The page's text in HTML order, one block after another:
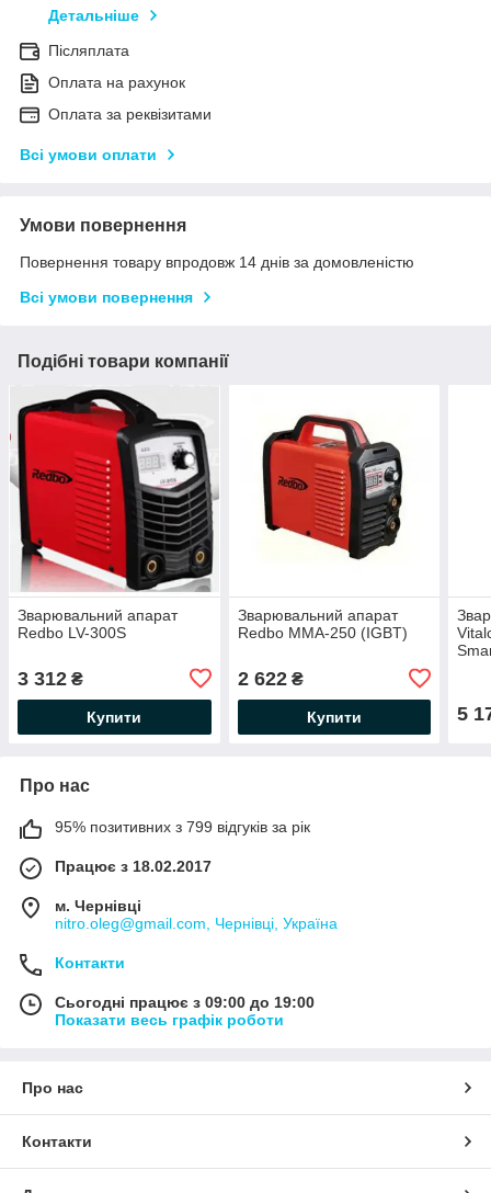
Детальніше
Післяплата
Оплата на рахунок
Оплата за реквізитами
Всі умови оплати
Умови повернення
Повернення товару впродовж 14 днів за домовленістю
Всі умови повернення
Подібні товари компанії
Зварювальний апарат
Redbo LV-300S
3 312 ₴
Купити
Зварювальний апарат
Redbo MMA-250 (IGBT)
2 622₴
Купити 5
Про нас
95% позитивних з 799 відгуків за рік
Працює з 18.02.2017
м. Чернівці
nitro.oleg@gmail.com, Чернівці, Україна
Контакти
Сьогодні працює з 09:00 до 19:00
Показати весь графік роботи
Про нас
Контакти